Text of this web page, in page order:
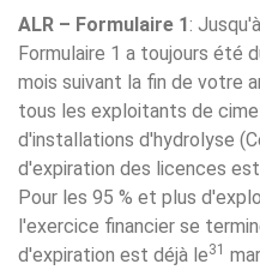
ALR – Formulaire 1:
Formulaire 1 a toujours été
mois suivant la fin de votre
tous les exploitants de
d'installations d'hydrolyse
d'expiration des licences
Pour les 95 % et plus
l'exercice financier se
d'expiration est déjà le31